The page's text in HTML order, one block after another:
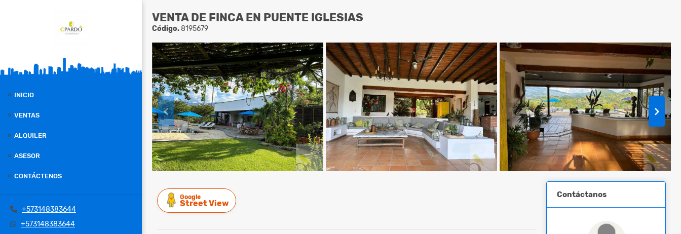
INICIO
VENTAS
ALQUILER
ASESOR
CONTÁCTENOS
+573148383644
+573148383644
VENTA DE FINCA EN PUENTE IGLESIAS
Código.8195679
Google
Street View
Contáctanos